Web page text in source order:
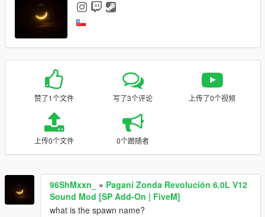
赞了1个文件 写了3个评论 上传了0个视频
上传0个文件 0个跟随者
96ShMxxn_ » Pagani Zonda Revolución 6.0L V12
Sound Mod [SP Add-On | FiveM]
what is the spawn name?